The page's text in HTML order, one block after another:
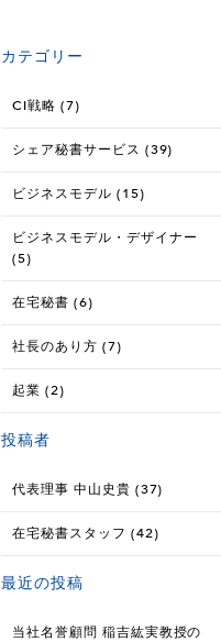
カテゴリー
CI戦略 (7)
シェア秘書サービス (39)
ビジネスモデル (15)
ビジネスモデル・デザイナー
(5)
在宅秘書 (6)
社長のあり方 (7)
起業 (2)
投稿者
代表理事 中山史貴 (37)
在宅秘書スタッフ (42)
最近の投稿
当社名誉顧問 稲吉紘実教授の